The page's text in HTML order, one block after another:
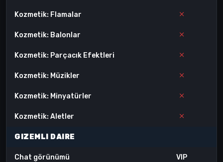
Kozmetik: Flamalar
Kozmetik: Balonlar
Kozmetik: Parçacık Efektleri
Kozmetik: Müzikler
Kozmetik: Minyatürler
Kozmetik: Aletler
GIZEMLI DAIRE
Chat görünümü VIP